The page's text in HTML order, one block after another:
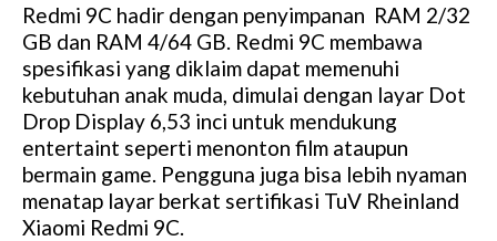
Redmi 9C hadir dengan penyimpanan RAM 2/32
GB dan RAM 4/64 GB. Redmi 9C membawa
spesifikasi yang diklaim dapat memenuhi
kebutuhan anak muda, dimulai dengan layar Dot
Drop Display 6,53 inci untuk mendukung
entertaint seperti menonton film ataupun
bermain game. Pengguna juga bisa lebih nyaman
menatap layar berkat sertifikasi TuV Rheinland
Xiaomi Redmi 9C.